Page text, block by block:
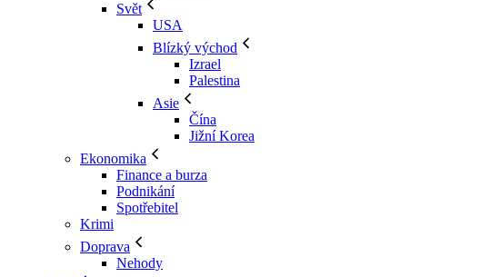
Svět
USA
Blízký východ
Izrael
Palestina
Asie
Čína
Jižní Korea
Ekonomika
Finance a burza
Podnikání
Spotřebitel
Krimi
Doprava
Nehody